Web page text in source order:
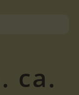
ca.